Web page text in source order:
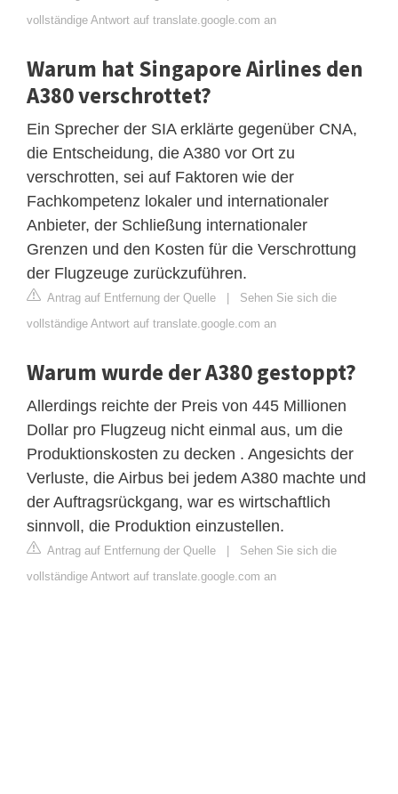
vollständige Antwort auf translate.google.com an
Warum hat Singapore Airlines den
A380 verschrottet?
Ein Sprecher der SIA erklärte gegenüber CNA,
die Entscheidung, die A380 vor Ort zu
verschrotten, sei auf Faktoren wie der
Fachkompetenz lokaler und internationaler
Anbieter, der Schließung internationaler
Grenzen und den Kosten für die Verschrottung
der Flugzeuge zurückzuführen.
Antrag auf Entfernung der Quelle | Sehen Sie sich die
vollständige Antwort auf translate.google.com an
Warum wurde der A380 gestoppt?
Allerdings reichte der Preis von 445 Millionen
Dollar pro Flugzeug nicht einmal aus, um die
Produktionskosten zu decken . Angesichts der
Verluste, die Airbus bei jedem A380 machte und
der Auftragsrückgang, war es wirtschaftlich
sinnvoll, die Produktion einzustellen.
Antrag auf Entfernung der Quelle | Sehen Sie sich die
vollständige Antwort auf translate.google.com an